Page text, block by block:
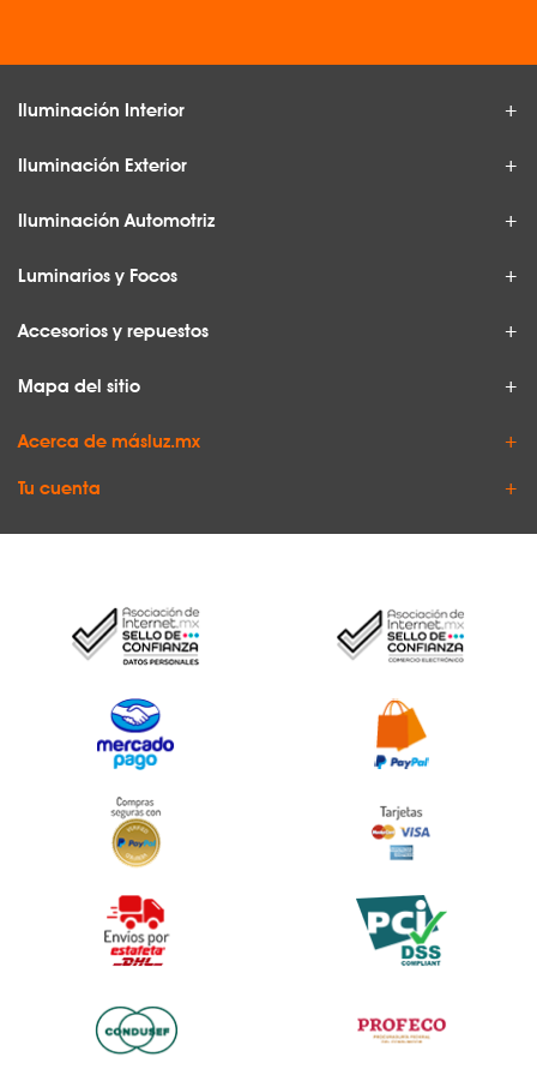
Iluminación Interior
Iluminación Exterior
Iluminación Automotriz
Luminarios y Focos
Accesorios y repuestos
Mapa del sitio
Acerca de másluz.mx
Tu cuenta